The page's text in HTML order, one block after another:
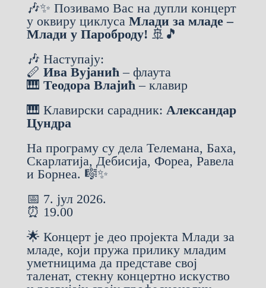
🎶✨ Позивамо Вас на дупли концерт
у оквиру циклуса Млади за младе –
Млади у Пароброду! 🚢🎵
🎶 Наступају:
🪈 Ива Вујанић– флаута
🎹 Теодора Влајић– клавир
🎹 Клавирски сарадник: Александар
Цундра
На програму су дела Телемана, Баха,
Скарлатија, Дебисија, Фореа, Равела
и Борнеа. 🎼✨
📅 7. јул 2026.
⏰ 19.00
🌟 Концерт је део пројекта Млади за
младе, који пружа прилику младим
уметницима да представе свој
таленат, стекну концертно искуство